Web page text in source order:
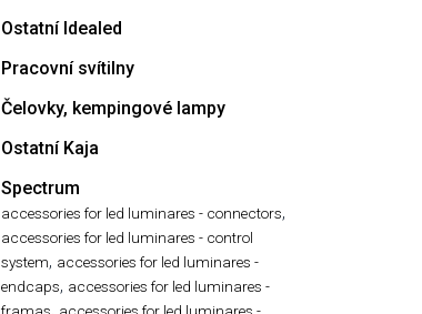
Ostatní Idealed
Pracovní svítilny
Čelovky, kempingové lampy
Ostatní Kaja
Spectrum
accessories for led luminares - connectors,
accessories for led luminares - control
system, accessories for led luminares -
endcaps, accessories for led luminares -